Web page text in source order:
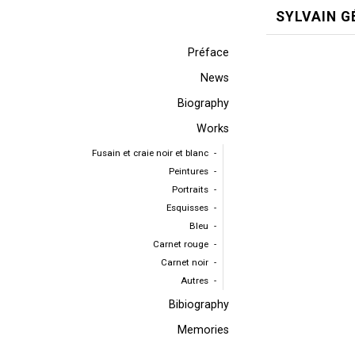
Préface
News
Biography
Works
Fusain et craie noir et blanc
Peintures
Portraits
Esquisses
Bleu
Carnet rouge
Carnet noir
Autres
Bibiography
Memories
SYLVAIN